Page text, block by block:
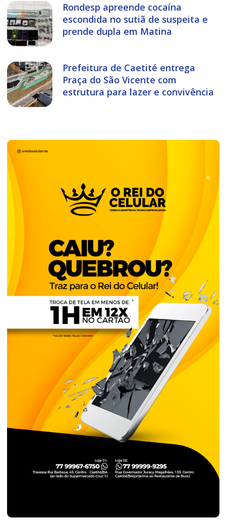
Rondesp apreende cocaína
escondida no sutiã de suspeita e
prende dupla em Matina
Prefeitura de Caetité entrega
Praça do São Vicente com
estrutura para lazer e convivência